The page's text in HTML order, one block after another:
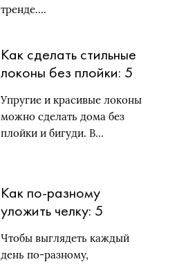
тренде….
Как сделать стильные
локоны без плойки: 5
Упругие и красивые локоны
можно сделать дома без
плойки и бигуди. В…
Как по-разному
уложить челку: 5
модных способов
Чтобы выглядеть каждый
день по-разному,